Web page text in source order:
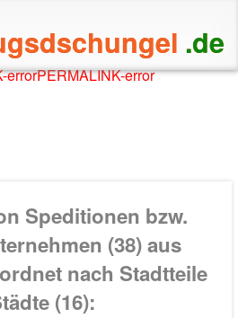
.de
errorPERMALINK-error
Speditionen bzw.
(38) aus
nach Stadtteile
(16):